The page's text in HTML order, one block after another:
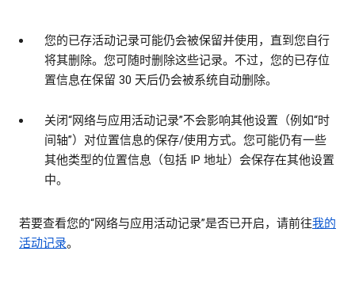
您的已存活动记录可能仍会被保留并使用，直到您自行
将其删除。您可随时删除这些记录。不过，您的已存位
置信息在保留 30 天后仍会被系统自动删除。
关闭“网络与应用活动记录”不会影响其他设置（例如“时
间轴”）对位置信息的保存/使用方式。您可能仍有一些
其他类型的位置信息（包括 IP 地址）会保存在其他设置
中。
若要查看您的“网络与应用活动记录”是否已开启，请前往我的
活动记录。